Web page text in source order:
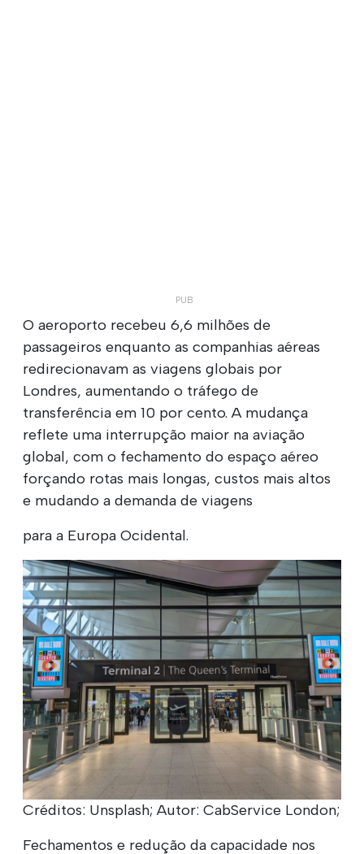
O aeroporto recebeu 6,6 milhões de
passageiros enquanto as companhias aéreas
redirecionavam as viagens globais por
Londres, aumentando o tráfego de
transferência em 10 por cento. A mudança
reflete uma interrupção maior na aviação
global, com o fechamento do espaço aéreo
forçando rotas mais longas, custos mais altos
e mudando a demanda de viagens
para a Europa Ocidental.
Créditos: Unsplash; Autor: CabService London;
Fechamentos e redução da capacidade nos